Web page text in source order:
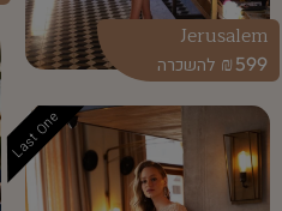
599
₪
Jerusalem
Last One